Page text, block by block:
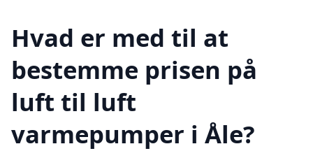
Hvad er med til at
bestemme prisen på
luft til luft
varmepumper i Åle?